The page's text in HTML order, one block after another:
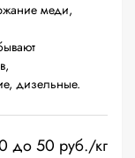
меди,
дизельные.
до 50 руб./кг